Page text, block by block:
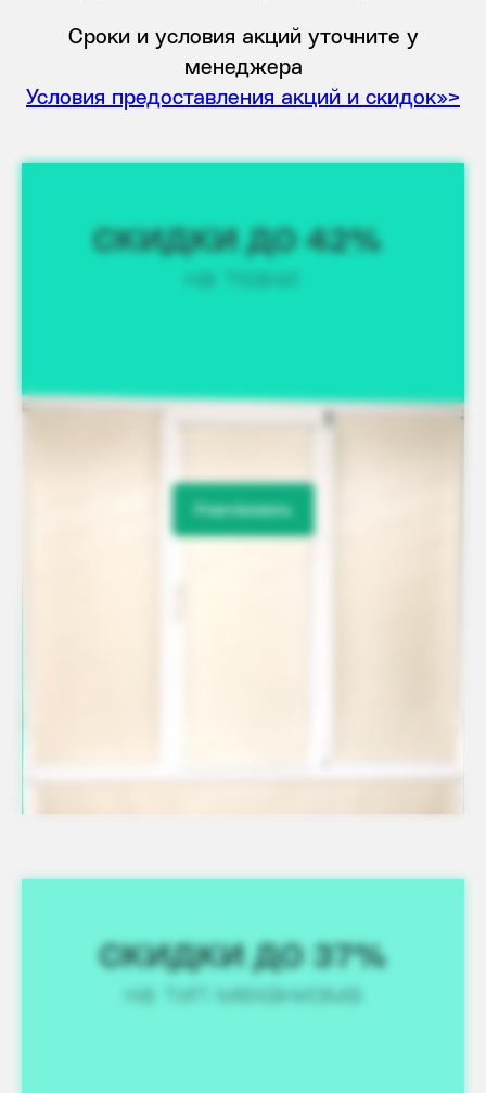
Сроки и условия акций уточните у
менеджера
Условия предоставления акций и скидок>>>
Участвовать